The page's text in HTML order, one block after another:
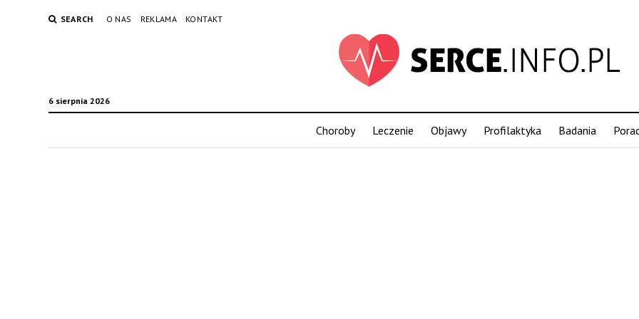
SEARCH O NAS REKLAMA KONTAKT
6 sierpnia 2026
Choroby Leczenie Objawy Profilaktyka Badania